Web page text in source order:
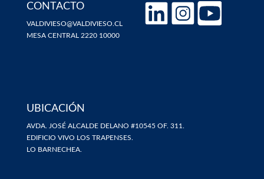
CONTACTO
VALDIVIESO@VALDIVIESO.CL
MESA CENTRAL 2220 10000
UBICACIÓN
AVDA. JOSÉ ALCALDE DELANO #10545 OF. 311.
EDIFICIO VIVO LOS TRAPENSES.
LO BARNECHEA.